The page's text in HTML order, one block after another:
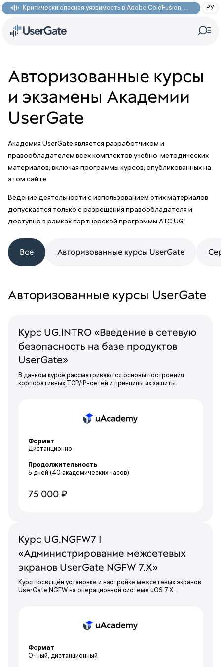
Критически опасная уязвимость в Adobe ColdFusion, позволяющая получить доступ к произвольным файлам: CVE-2026-48282 РУ
Авторизованные курсы
и экзамены Академии
UserGate
Академия UserGate является разработчиком и
правообладателем всех комплектов учебно-методических
материалов, включая программы курсов, опубликованных на
этом сайте.
Ведение деятельности с использованием этих материалов
допускается только с разрешения правообладателя и
доступно в рамках партнёрской программы ATC UG.
Все Авторизованные курсы UserGate
Авторизованные курсы UserGate
Курс UG.INTRO «Введение в сетевую
безопасность на базе продуктов
UserGate»
В данном курсе рассматриваются основы построения
корпоративных TCP/IP-сетей и принципы их защиты.
Формат
Дистанционно
Продолжительность
5 дней (40 академических часов)
75 000 ₽
Курс UG.NGFW7 I
«Администрирование межсетевых
экранов UserGate NGFW 7.X»
Курс посвящён установке и настройке межсетевых экранов
UserGate NGFW на операционной системе uOS 7.X.
Формат
Очный, дистанционный